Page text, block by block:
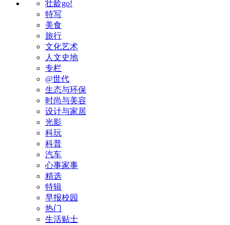
壮龄go!
特写
美食
旅行
文化艺术
人文史地
专栏
@世代
生态与环保
时尚与美容
设计与家居
光影
科玩
科普
汽车
心事家事
精选
特辑
早报校园
热门
生活贴士